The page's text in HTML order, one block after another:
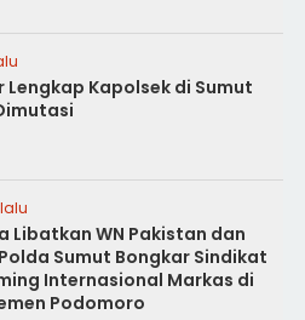
Kapolsek di Sumut
Libatkan WN Pakistan dan
Sumut Bongkar Sindikat
Internasional Markas di
Podomoro